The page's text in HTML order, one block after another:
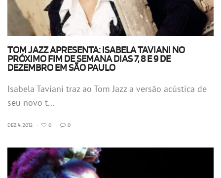
TOM JAZZ APRESENTA: ISABELA TAVIANI NO
PRÓXIMO FIM DE SEMANA DIAS 7, 8 E 9 DE
DEZEMBRO EM SÃO PAULO
Isabela Taviani traz ao Tom Jazz a versão acústica de
seu novo t...
DEZ 4, 2012 • 0 • 0